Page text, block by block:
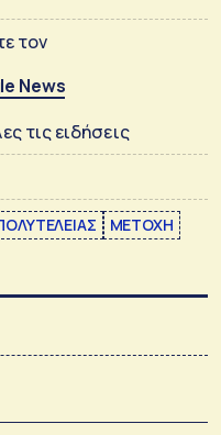
τον
News
τις ειδήσεις
ΜΕΤΟΧΗ